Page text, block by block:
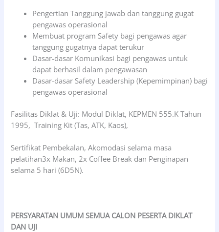
Pengertian Tanggung jawab dan tanggung gugat
pengawas operasional
Membuat program Safety bagi pengawas agar
tanggung gugatnya dapat terukur
Dasar-dasar Komunikasi bagi pengawas untuk
dapat berhasil dalam pengawasan
Dasar-dasar Safety Leadership (Kepemimpinan) bagi
pengawas operasional
Fasilitas Diklat & Uji: Modul Diklat, KEPMEN 555.K Tahun
1995, Training Kit (Tas, ATK, Kaos),
Sertifikat Pembekalan, Akomodasi selama masa
pelatihan3x Makan, 2x Coffee Break dan Penginapan
selama 5 hari (6D5N).
PERSYARATAN UMUM SEMUA CALON PESERTA DIKLAT
DAN UJI